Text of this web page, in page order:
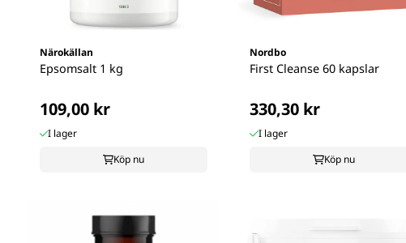
Närokällan
Epsomsalt 1 kg
109,00 kr
I lager
Köp nu
Nordbo
First Cleanse 60 kapslar
330,30 kr
I lager
Köp nu